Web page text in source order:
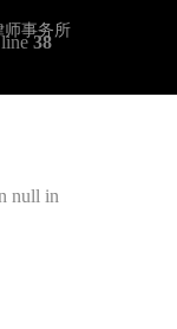
38
null in
师事务所